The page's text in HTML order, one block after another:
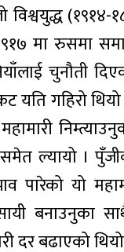
विश्वयुद्ध (१९१४-
मा रुसमा
चुनौती
यति गहिरो
महामारी
ल्यायो ।
पारेको यो
बनाउनुका
दर बढाएको